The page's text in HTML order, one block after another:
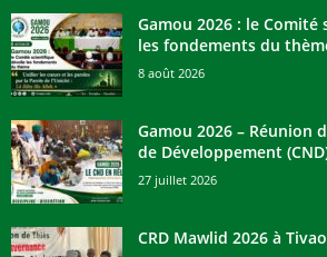
Gamou 2026 : le
les fondements du
8 août 2026
Gamou 2026 – Réunion
de Développement
27 juillet 2026
CRD Mawlid 2026 à